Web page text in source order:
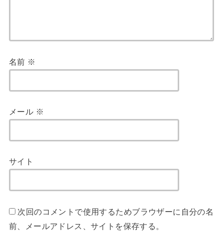
名前 ※
メール ※
サイト
次回のコメントで使用するためブラウザーに自分の名
前、メールアドレス、サイトを保存する。